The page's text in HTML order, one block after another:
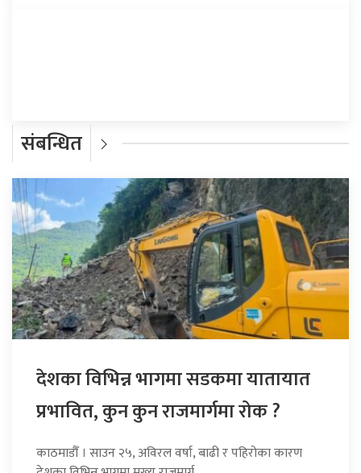
संबन्धित
देशका विभिन्न भागमा सडकमा यातायात
प्रभावित, कुन कुन राजमार्गमा रोक ?
काठमाडौँ । साउन २५, अविरल वर्षा, बाढी र पहिरोका कारण